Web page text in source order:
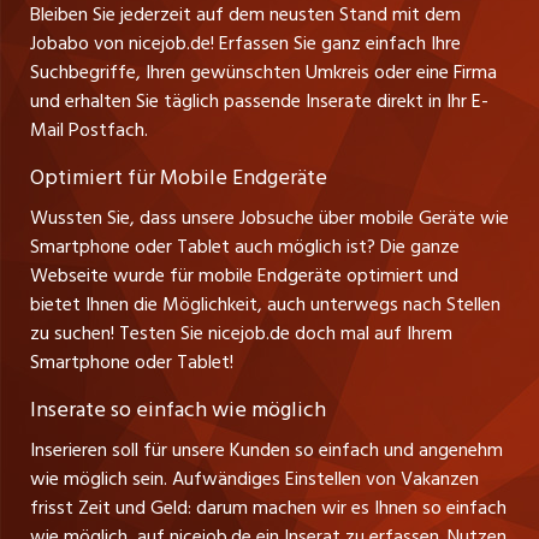
Führungspositionen
Management / Kader-Jobs
jobbern.ch
jobbasel.ch
zentraljob.ch
myjob.ch
schaffu.ch (VS)
ajourjob.ch
tagblatt.ch
FM1Today
D-88239 Wangen
Tel. +49 07522 795034
Thomas Reiner
Ansprechpartner
Bleiben Sie jederzeit auf dem neusten Stand mit dem
Jobabo von nicejob.de! Erfassen Sie ganz einfach Ihre
Suchbegriffe, Ihren gewünschten Umkreis oder eine Firma
und erhalten Sie täglich passende Inserate direkt in Ihr E-
Mail Postfach.
Optimiert für Mobile Endgeräte
Wussten Sie, dass unsere Jobsuche über mobile Geräte wie
Smartphone oder Tablet auch möglich ist? Die ganze
Webseite wurde für mobile Endgeräte optimiert und
bietet Ihnen die Möglichkeit, auch unterwegs nach Stellen
zu suchen! Testen Sie nicejob.de doch mal auf Ihrem
Smartphone oder Tablet!
Inserate so einfach wie möglich
Inserieren soll für unsere Kunden so einfach und angenehm
wie möglich sein. Aufwändiges Einstellen von Vakanzen
frisst Zeit und Geld: darum machen wir es Ihnen so einfach